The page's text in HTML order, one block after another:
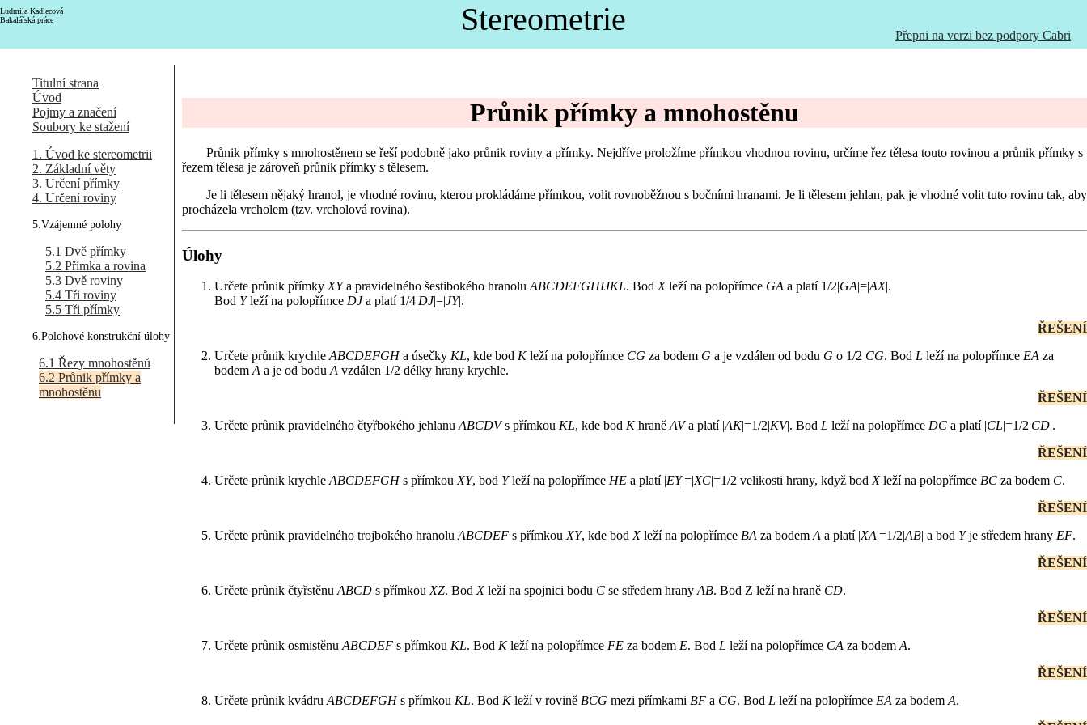
Stereometrie Přepni na verzi bez podpory Cabri
Ludmila Kadlecová
Bakalářská práce
Titulní strana
Úvod
Pojmy a značení
Soubory ke stažení
1. Úvod ke stereometrii
2. Základní věty
3. Určení přímky
4. Určení roviny
5.Vzájemné polohy
5.1 Dvě přímky
5.2 Přímka a rovina
5.3 Dvě roviny
5.4 Tři roviny
5.5 Tři přímky
6.Polohové konstrukční úlohy
6.1 Řezy mnohostěnů
6.2 Průnik přímky a
mnohostěnu
Průnik přímky a mnohostěnu
Průnik přímky s mnohostěnem se řeší podobně jako průnik roviny a přímky. Nejdříve proložíme přímkou vhodnou rovinu, určíme řez tělesa touto rovinou a průnik přímky s
řezem tělesa je zároveň průnik přímky s tělesem.
Je li tělesem nějaký hranol, je vhodné rovinu, kterou prokládáme přímkou, volit rovnoběžnou s bočními hranami. Je li tělesem jehlan, pak je vhodné volit tuto rovinu tak, aby
procházela vrcholem (tzv. vrcholová rovina).
Úlohy
Určete průnik přímky XYa pravidelného šestibokého hranolu ABCDEFGHIJKL. Bod Xleží na polopřímce GA a platí 1/2|GA|=|AX|.
Bod Yleží na polopřímce DJa platí 1/4|DJ|=|JY|.
ŘEŠENÍ
Určete průnik krychle ABCDEFGHa úsečky KL, kde bod Kleží na polopřímce CG za bodem G a je vzdálen od bodu G o 1/2 CG. Bod L leží na polopřímce EA za
bodem A a je od bodu A vzdálen 1/2 délky hrany krychle.
ŘEŠENÍ
Určete průnik pravidelného čtyřbokého jehlanu ABCDVs přímkou KL, kde bod Khraně AVa platí |AK|=1/2|KV|. Bod L leží na polopřímce DC a platí |CL|=1/2|CD|.
ŘEŠENÍ
Určete průnik krychle ABCDEFGHs přímkou XY, bod Yleží na polopřímce HE a platí |EY|=|XC|=1/2 velikosti hrany, když bod Xleží na polopřímce BC za bodem C.
ŘEŠENÍ
Určete průnik pravidelného trojbokého hranolu ABCDEF s přímkou XY, kde bod Xleží na polopřímce BA za bodem A a platí |XA|=1/2|AB| a bod Yje středem hrany EF.
ŘEŠENÍ
Určete průnik čtyřstěnu ABCD s přímkou XZ. Bod Xleží na spojnici bodu C se středem hrany AB. Bod Z leží na hraně CD.
ŘEŠENÍ
Určete průnik osmistěnu ABCDEF s přímkou KL. Bod Kleží na polopřímce FE za bodem E. Bod L leží na polopřímce CA za bodem A.
ŘEŠENÍ
Určete průnik kvádru ABCDEFGHs přímkou KL. Bod Kleží v rovině BCG mezi přímkami BF a CG. Bod L leží na polopřímce EA za bodem A.